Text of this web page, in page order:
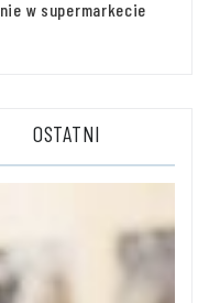
w supermarkecie
OSTATNI